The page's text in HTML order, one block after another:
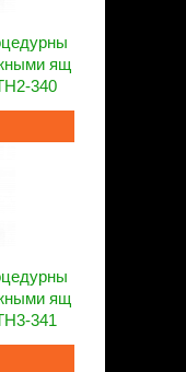
ящ
340
ящ
341